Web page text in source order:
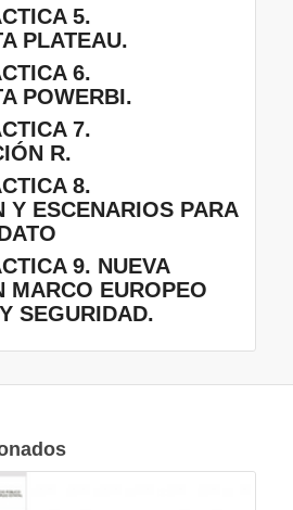
5.
PLATEAU.
6.
POWERBI.
7.
R.
8.
Y ESCENARIOS PARA
9. NUEVA
MARCO EUROPEO
SEGURIDAD.